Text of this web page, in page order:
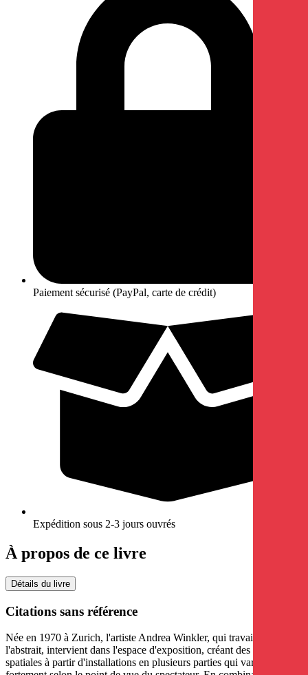
Paiement sécurisé (PayPal, carte de crédit)
Expédition sous 2-3 jours ouvrés
À propos de ce livre
Détails du livre
Citations sans référence
Née en 1970 à Zurich, l'artiste Andrea Winkler, qui travaille dans
l'abstrait, intervient dans l'espace d'exposition, créant des images
spatiales à partir d'installations en plusieurs parties qui varient